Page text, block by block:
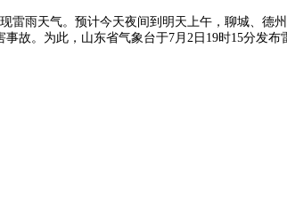
雨天气。预计今天夜间到明天上午，聊城、德
故。为此，山东省气象台于7月2日19时15分发